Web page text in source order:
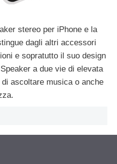
stereo per iPhone e la
dagli altri accessori
e sopratutto il suo design
a due vie di elevata
ascoltare musica o anche